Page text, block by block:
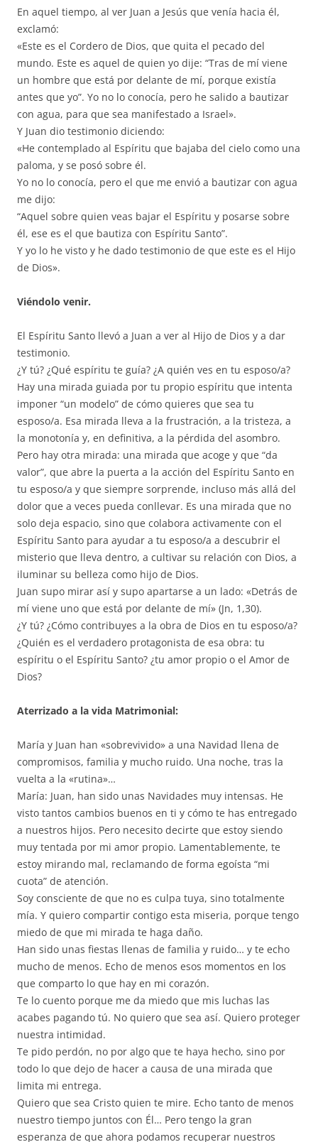
En aquel tiempo, al ver Juan a Jesús que venía hacia él,
exclamó:
«Este es el Cordero de Dios, que quita el pecado del
mundo. Este es aquel de quien yo dije: “Tras de mí viene
un hombre que está por delante de mí, porque existía
antes que yo”. Yo no lo conocía, pero he salido a bautizar
con agua, para que sea manifestado a Israel».
Y Juan dio testimonio diciendo:
«He contemplado al Espíritu que bajaba del cielo como una
paloma, y se posó sobre él.
Yo no lo conocía, pero el que me envió a bautizar con agua
me dijo:
“Aquel sobre quien veas bajar el Espíritu y posarse sobre
él, ese es el que bautiza con Espíritu Santo”.
Y yo lo he visto y he dado testimonio de que este es el Hijo
de Dios».
Viéndolo venir.
El Espíritu Santo llevó a Juan a ver al Hijo de Dios y a dar
testimonio.
¿Y tú? ¿Qué espíritu te guía? ¿A quién ves en tu esposo/a?
Hay una mirada guiada por tu propio espíritu que intenta
imponer “un modelo” de cómo quieres que sea tu
esposo/a. Esa mirada lleva a la frustración, a la tristeza, a
la monotonía y, en definitiva, a la pérdida del asombro.
Pero hay otra mirada: una mirada que acoge y que “da
valor”, que abre la puerta a la acción del Espíritu Santo en
tu esposo/a y que siempre sorprende, incluso más allá del
dolor que a veces pueda conllevar. Es una mirada que no
solo deja espacio, sino que colabora activamente con el
Espíritu Santo para ayudar a tu esposo/a a descubrir el
misterio que lleva dentro, a cultivar su relación con Dios, a
iluminar su belleza como hijo de Dios.
Juan supo mirar así y supo apartarse a un lado: «Detrás de
mí viene uno que está por delante de mí» (Jn, 1,30).
¿Y tú? ¿Cómo contribuyes a la obra de Dios en tu esposo/a?
¿Quién es el verdadero protagonista de esa obra: tu
espíritu o el Espíritu Santo? ¿tu amor propio o el Amor de
Dios?
Aterrizado a la vida Matrimonial:
María y Juan han «sobrevivido» a una Navidad llena de
compromisos, familia y mucho ruido. Una noche, tras la
vuelta a la «rutina»…
María: Juan, han sido unas Navidades muy intensas. He
visto tantos cambios buenos en ti y cómo te has entregado
a nuestros hijos. Pero necesito decirte que estoy siendo
muy tentada por mi amor propio. Lamentablemente, te
estoy mirando mal, reclamando de forma egoísta “mi
cuota” de atención.
Soy consciente de que no es culpa tuya, sino totalmente
mía. Y quiero compartir contigo esta miseria, porque tengo
miedo de que mi mirada te haga daño.
Han sido unas fiestas llenas de familia y ruido… y te echo
mucho de menos. Echo de menos esos momentos en los
que comparto lo que hay en mi corazón.
Te lo cuento porque me da miedo que mis luchas las
acabes pagando tú. No quiero que sea así. Quiero proteger
nuestra intimidad.
Te pido perdón, no por algo que te haya hecho, sino por
todo lo que dejo de hacer a causa de una mirada que
limita mi entrega.
Quiero que sea Cristo quien te mire. Echo tanto de menos
nuestro tiempo juntos con Él… Pero tengo la gran
esperanza de que ahora podamos recuperar nuestros